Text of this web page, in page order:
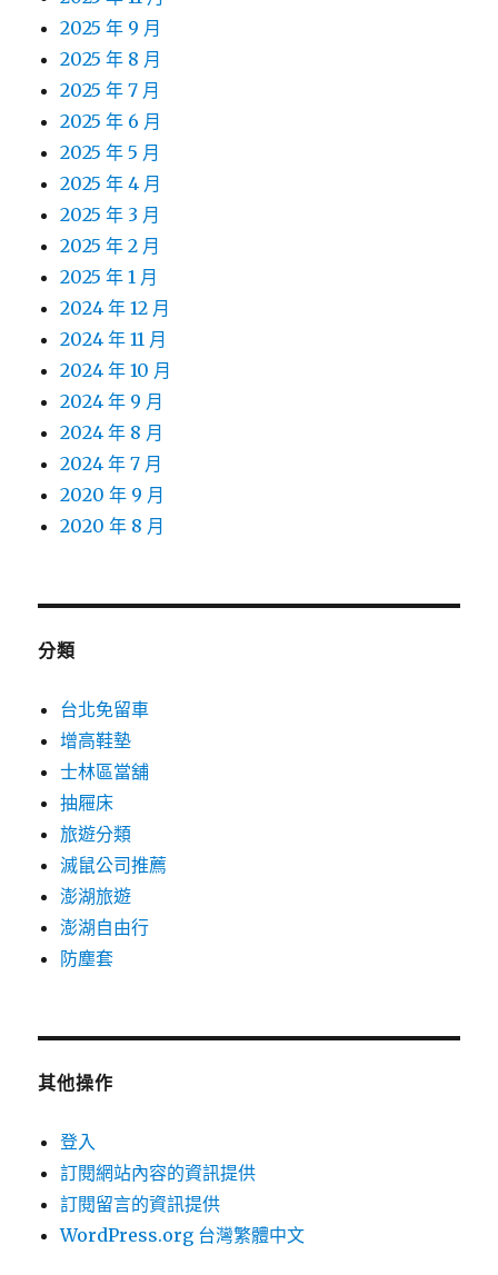
2025 年 9 月
2025 年 8 月
2025 年 7 月
2025 年 6 月
2025 年 5 月
2025 年 4 月
2025 年 3 月
2025 年 2 月
2025 年 1 月
2024 年 12 月
2024 年 11 月
2024 年 10 月
2024 年 9 月
2024 年 8 月
2024 年 7 月
2020 年 9 月
2020 年 8 月
分類
台北免留車
增高鞋墊
士林區當舖
抽屜床
旅遊分類
滅鼠公司推薦
澎湖旅遊
澎湖自由行
防塵套
其他操作
登入
訂閱網站內容的資訊提供
訂閱留言的資訊提供
WordPress.org 台灣繁體中文